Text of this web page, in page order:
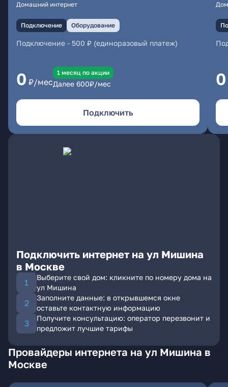
Домашний интернет
Подключение Оборудование
Подключение - 500 ₽ (единоразовый платеж)
0 ₽/мес
1 месяц по акции
Далее 600₽/мес
Подключить
0
Подключить интернет на ул Мишина
в Москве
Выберите свой дом: кликните по номеру дома на
ул Мишина
Заполните данные: в открывшемся окне
оставьте контактную информацию
Получите консультацию: оператор перезвонит и
предложит лучшие тарифы
Провайдеры интернета на ул Мишина в
Москве